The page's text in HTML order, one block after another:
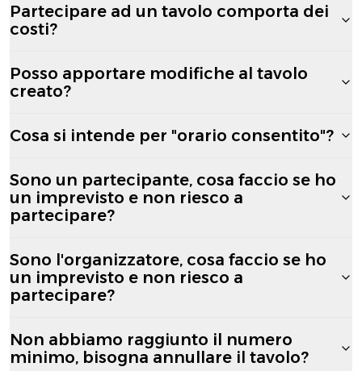
Partecipare ad un tavolo comporta dei
costi?
Posso apportare modifiche al tavolo
creato?
Cosa si intende per "orario consentito"?
Sono un partecipante, cosa faccio se ho
un imprevisto e non riesco a
partecipare?
Sono l'organizzatore, cosa faccio se ho
un imprevisto e non riesco a
partecipare?
Non abbiamo raggiunto il numero
minimo, bisogna annullare il tavolo?